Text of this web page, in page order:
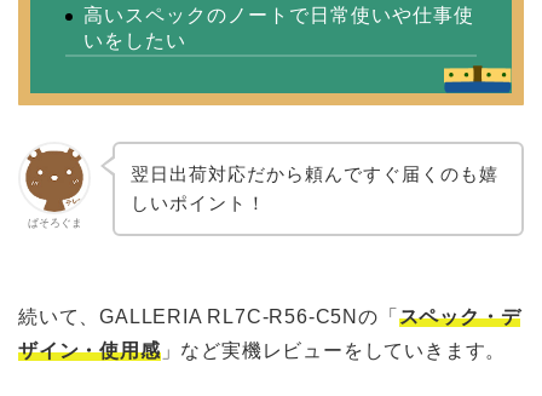
高いスペックのノートで日常使いや仕事使
いをしたい
ぱそろぐま
翌日出荷対応だから頼んですぐ届くのも嬉
しいポイント！
続いて、GALLERIA RL7C-R56-C5Nの「 スペック・デ
ザイン・使用感」など実機レビューをしていきます。